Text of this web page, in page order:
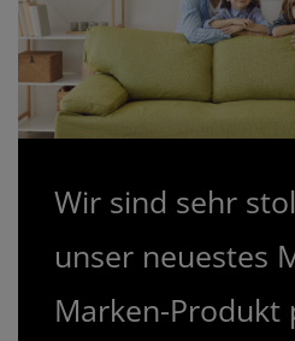
Wir sind sehr
unser neuestes
Marken-Produkt